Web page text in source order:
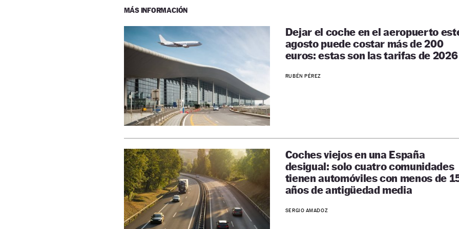
MÁS INFORMACIÓN
Dejar el coche en el aeropuerto
agosto puede costar más de 200
euros: estas son las tarifas de 2026
RUBÉN PÉREZ
Coches viejos en una España
desigual: solo cuatro comunidades
tienen automóviles con menos de
años de antigüedad media
SERGIO AMADOZ